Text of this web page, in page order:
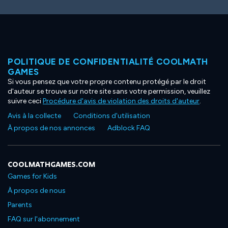
POLITIQUE DE CONFIDENTIALITÉ COOLMATH
GAMES
Si vous pensez que votre propre contenu protégé par le droit
d'auteur se trouve sur notre site sans votre permission, veuillez
suivre ceciProcédure d'avis de violation des droits d'auteur.
Avis à la collecte
Conditions d'utilisation
À propos de nos annonces
Adblock FAQ
COOLMATHGAMES.COM
Games for Kids
À propos de nous
Parents
FAQ sur l'abonnement